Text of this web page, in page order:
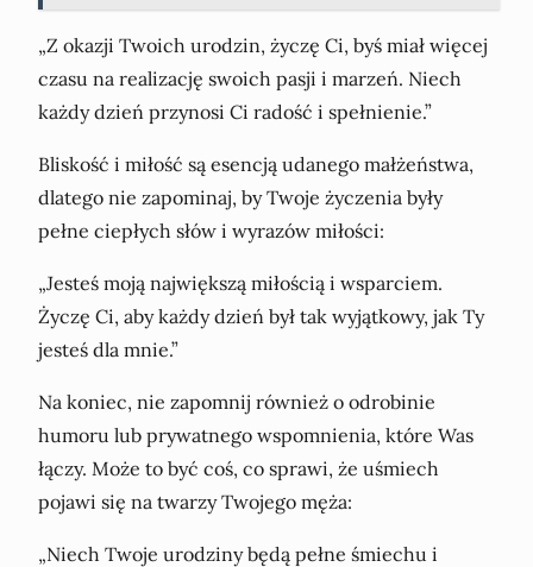
„Z okazji Twoich urodzin, życzę Ci, byś miał więcej
czasu na realizację swoich pasji i marzeń. Niech
każdy dzień przynosi Ci radość i spełnienie.”
Bliskość i miłość są esencją udanego małżeństwa,
dlatego nie zapominaj, by Twoje życzenia były
pełne ciepłych słów i wyrazów miłości:
„Jesteś moją największą miłością i wsparciem.
Życzę Ci, aby każdy dzień był tak wyjątkowy, jak Ty
jesteś dla mnie.”
Na koniec, nie zapomnij również o odrobinie
humoru lub prywatnego wspomnienia, które Was
łączy. Może to być coś, co sprawi, że uśmiech
pojawi się na twarzy Twojego męża:
„Niech Twoje urodziny będą pełne śmiechu i